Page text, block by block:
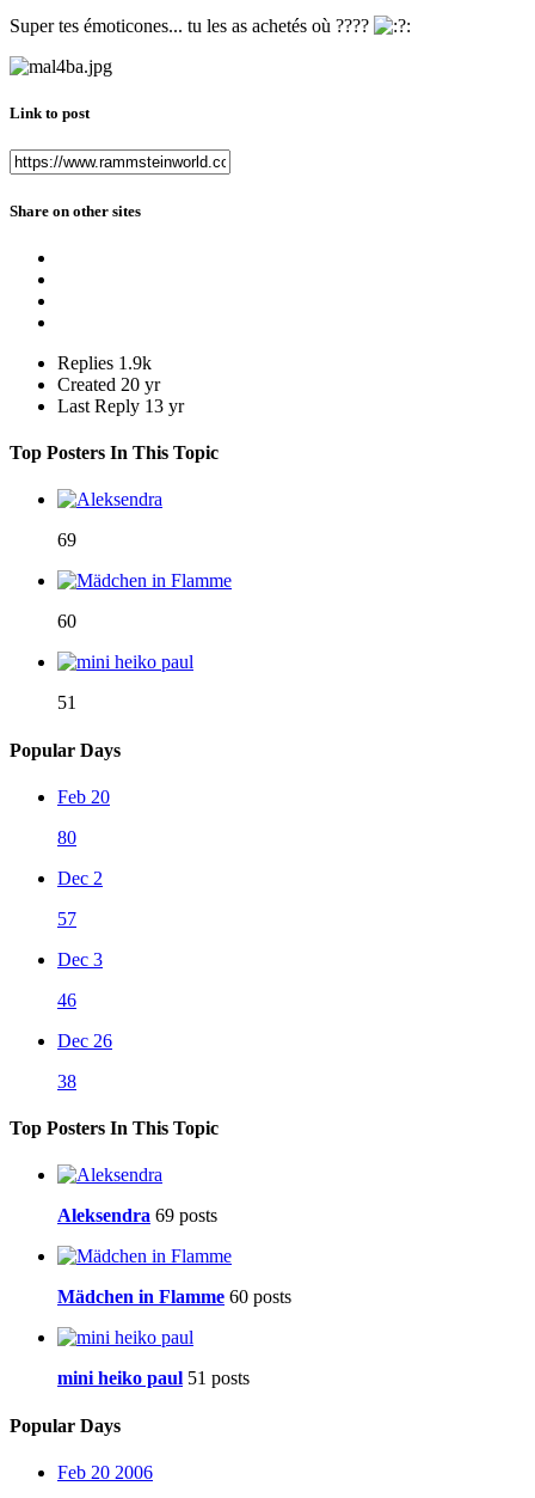
Super tes émoticones... tu les as achetés où ????
Link to post
Share on other sites
Replies 1.9k
Created 20 yr
Last Reply 13 yr
Top Posters In This Topic
69
60
51
Popular Days
Feb 20
80
Dec 2
57
Dec 3
46
Dec 26
38
Top Posters In This Topic
Aleksendra 69 posts
Mädchen in Flamme 60 posts
mini heiko paul 51 posts
Popular Days
Feb 20 2006